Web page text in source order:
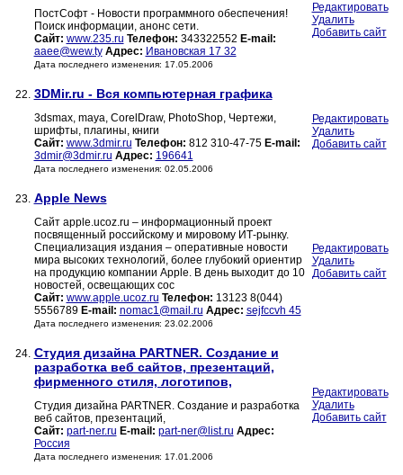
ПостСофт - Новости программного обеспечения!
Поиск информации, анонс сети.
Сайт: www.235.ru Телефон: 343322552 E-mail:
aaee@wew.ty Адрес: Ивановская 17 32
Дата последнего изменения: 17.05.2006
Редактировать
Удалить
Добавить сайт
22. 3DMir.ru - Вся компьютерная графика
3dsmax, maya, CorelDraw, PhotoShop, Чертежи,
шрифты, плагины, книги
Сайт: www.3dmir.ru Телефон: 812 310-47-75 E-mail:
3dmir@3dmir.ru Адрес: 196641
Дата последнего изменения: 02.05.2006
Редактировать
Удалить
Добавить сайт
23. Apple News
Сайт apple.ucoz.ru – информационный проект
посвященный российскому и мировому ИТ-рынку.
Специализация издания – оперативные новости
мира высоких технологий, более глубокий ориентир
на продукцию компании Apple. В день выходит до 10
новостей, освещающих сос
Сайт: www.apple.ucoz.ru Телефон: 13123 8(044)
5556789 E-mail: nomac1@mail.ru Адрес: sejfccvh 45
Дата последнего изменения: 23.02.2006
Редактировать
Удалить
Добавить сайт
24. Студия дизайна PARTNER. Создание и
разработка веб сайтов, презентаций,
фирменного стиля, логотипов,
Студия дизайна PARTNER. Создание и разработка
веб сайтов, презентаций,
Сайт: part-ner.ru E-mail: part-ner@list.ru Адрес:
Россия
Дата последнего изменения: 17.01.2006
Редактировать
Удалить
Добавить сайт